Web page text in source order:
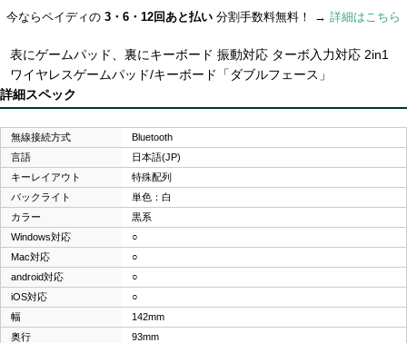
今ならペイディの 3・6・12回あと払い 分割手数料無料！ → 詳細はこちら
表にゲームパッド、裏にキーボード 振動対応 ターボ入力対応 2in1
ワイヤレスゲームパッド/キーボード「ダブルフェース」
詳細スペック
無線接続方式
Bluetooth
言語
日本語(JP)
キーレイアウト
特殊配列
バックライト
単色：白
カラー
黒系
Windows対応
○
Mac対応
○
android対応
○
iOS対応
○
幅
142mm
奥行
93mm